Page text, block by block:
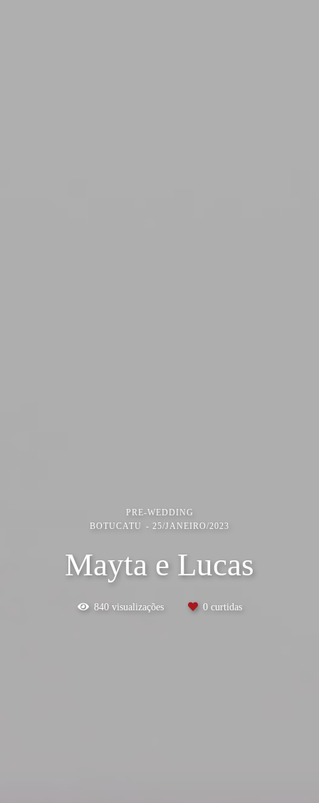
PRE-WEDDING
BOTUCATU
25/JANEIRO/2023
Mayta e Lucas
840visualizações 0curtidas